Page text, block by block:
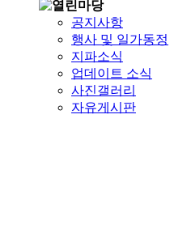
공지사항
행사 및 일가동정
지파소식
업데이트 소식
사진갤러리
자유게시판